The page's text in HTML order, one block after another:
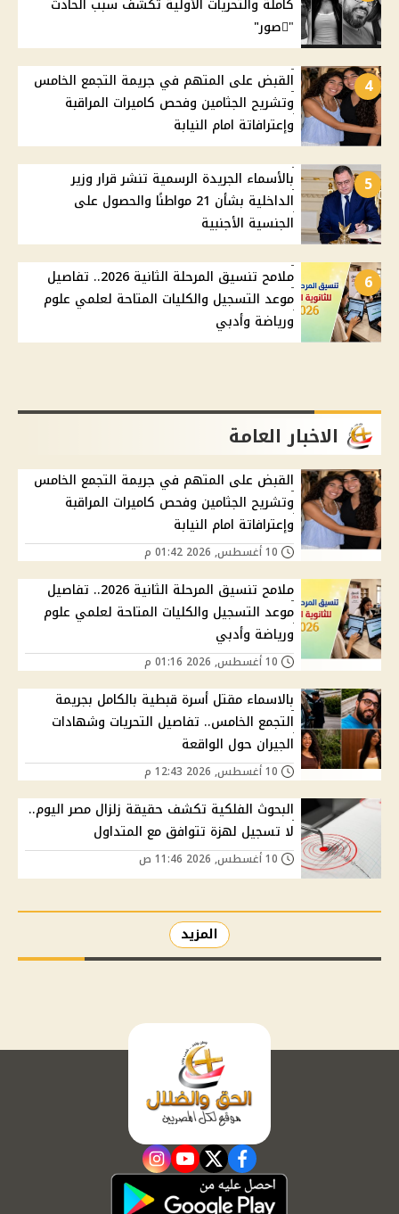
"ًصور"
4
القبض على المتهم في جريمة التجمع الخامس
وتشريح الجثامين وفحص كاميرات المراقبة
وإعترافاتة امام النيابة
5
بالأسماء الجريدة الرسمية تنشر قرار وزير
الداخلية بشأن 21 مواطنًا والحصول على
الجنسية الأجنبية
6
ملامح تنسيق المرحلة الثانية 2026.. تفاصيل
موعد التسجيل والكليات المتاحة لعلمي علوم
ورياضة وأدبي
الاخبار العامة
القبض على المتهم في جريمة التجمع الخامس
وتشريح الجثامين وفحص كاميرات المراقبة
وإعترافاتة امام النيابة
ملامح تنسيق المرحلة الثانية 2026.. تفاصيل
موعد التسجيل والكليات المتاحة لعلمي علوم
ورياضة وأدبي
بالاسماء مقتل أسرة قبطية بالكامل بجريمة
التجمع الخامس.. تفاصيل التحريات وشهادات
الجيران حول الواقعة
البحوث الفلكية تكشف حقيقة زلزال مصر اليوم..
لا تسجيل لهزة تتوافق مع المتداول
المزيد
facebook
twitter
youtube
instagram